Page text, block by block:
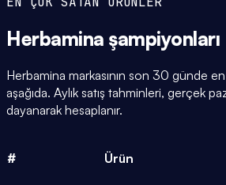
Herbamina şampiyonları
Herbamina markasının son 30 günde
aşağıda. Aylık satış tahminleri, gerçek
dayanarak hesaplanır.
# Ürün